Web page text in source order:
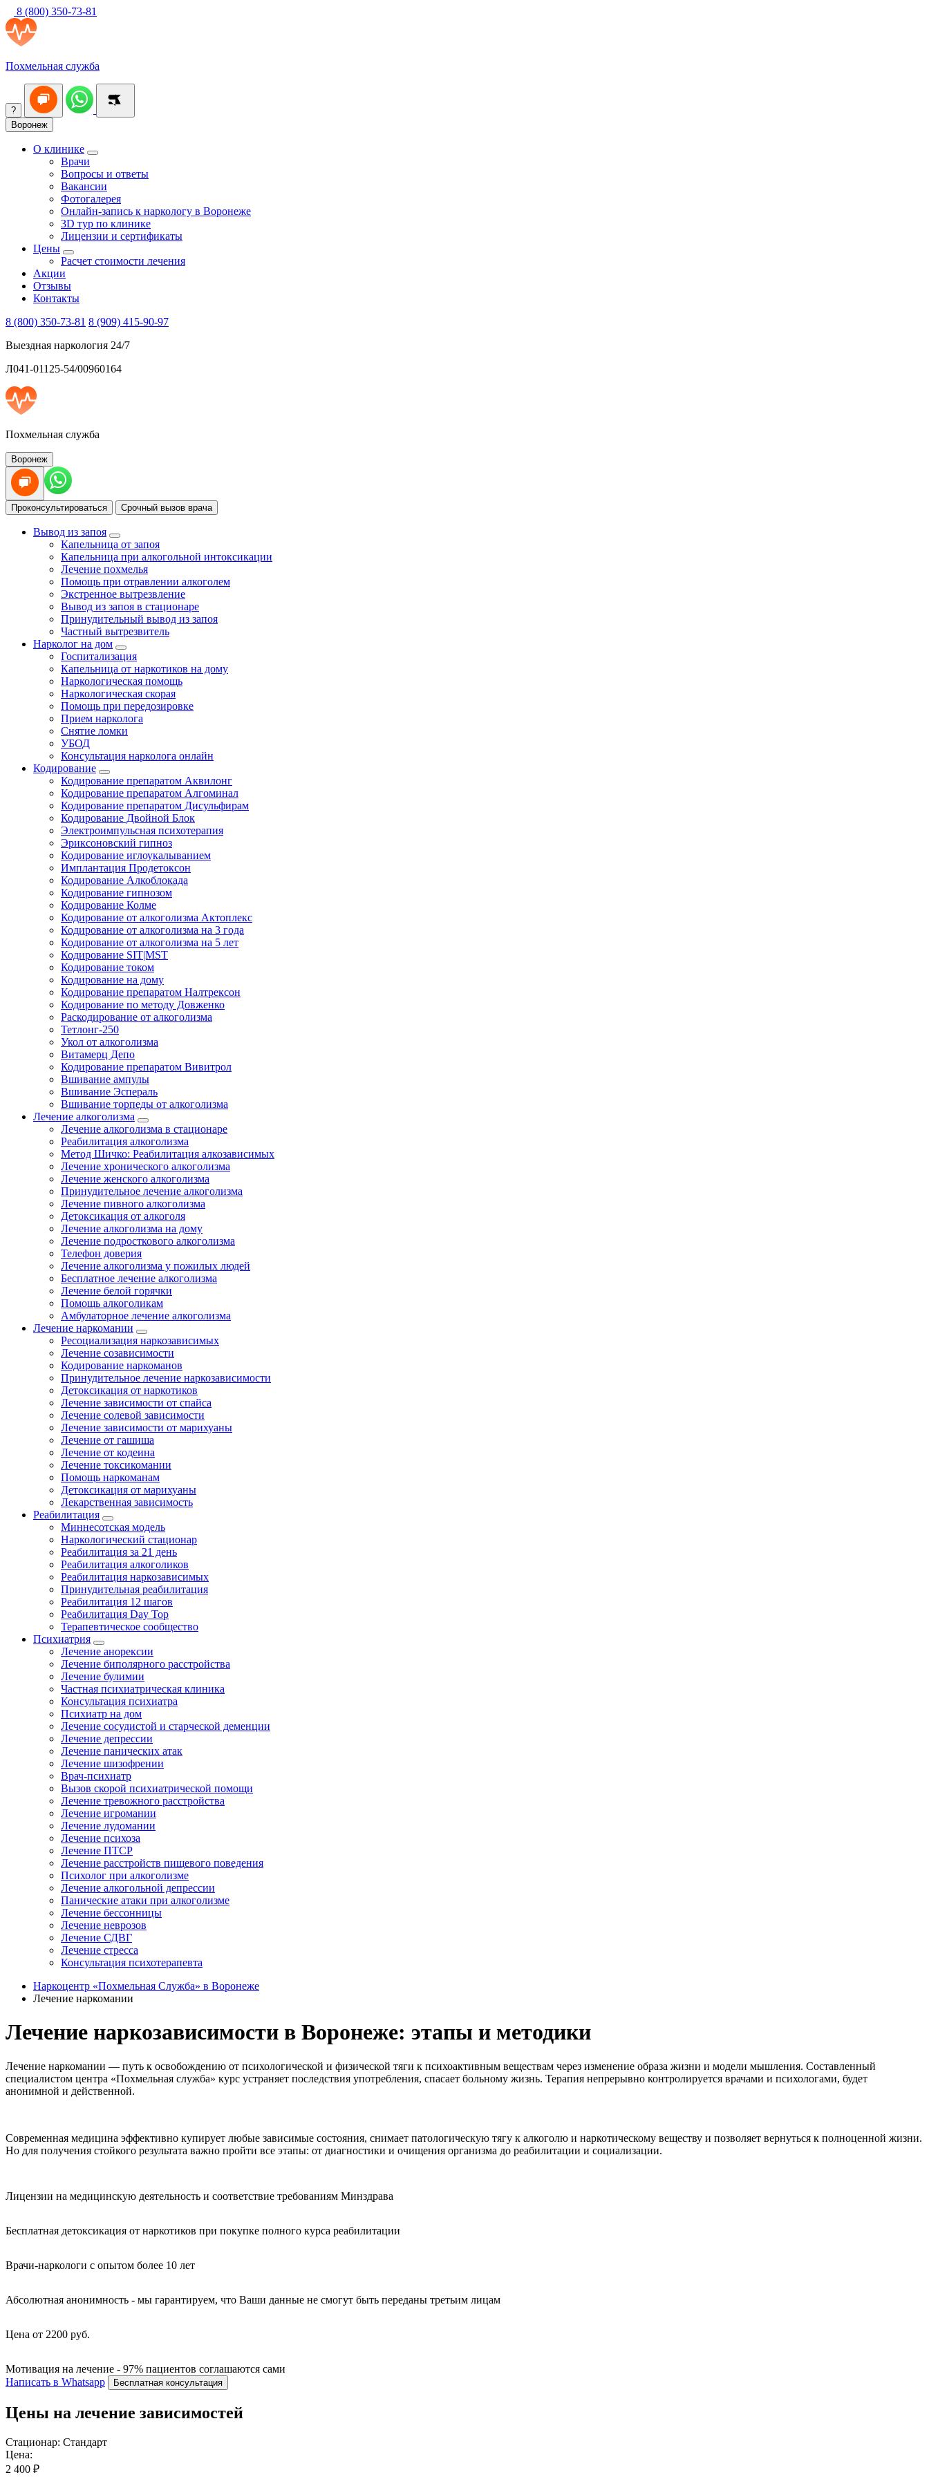
8 (800) 350-73-81
Похмельная служба
?
Воронеж
О клинике
Врачи
Вопросы и ответы
Вакансии
Фотогалерея
Онлайн-запись к наркологу в Воронеже
3D тур по клинике
Лицензии и сертификаты
Цены
Расчет стоимости лечения
Акции
Отзывы
Контакты
8 (800) 350-73-81 8 (909) 415-90-97
Выездная наркология 24/7
Л041-01125-54/00960164
Похмельная служба
Воронеж
Проконсультироваться Срочный вызов врача
Вывод из запоя
Капельница от запоя
Капельница при алкогольной интоксикации
Лечение похмелья
Помощь при отравлении алкоголем
Экстренное вытрезвление
Вывод из запоя в стационаре
Принудительный вывод из запоя
Частный вытрезвитель
Нарколог на дом
Госпитализация
Капельница от наркотиков на дому
Наркологическая помощь
Наркологическая скорая
Помощь при передозировке
Прием нарколога
Снятие ломки
УБОД
Консультация нарколога онлайн
Кодирование
Кодирование препаратом Аквилонг
Кодирование препаратом Алгоминал
Кодирование препаратом Дисульфирам
Кодирование Двойной Блок
Электроимпульсная психотерапия
Эриксоновский гипноз
Кодирование иглоукалыванием
Имплантация Продетоксон
Кодирование Алкоблокада
Кодирование гипнозом
Кодирование Колме
Кодирование от алкоголизма Актоплекс
Кодирование от алкоголизма на 3 года
Кодирование от алкоголизма на 5 лет
Кодирование SIT|MST
Кодирование током
Кодирование на дому
Кодирование препаратом Налтрексон
Кодирование по методу Довженко
Раскодирование от алкоголизма
Тетлонг-250
Укол от алкоголизма
Витамерц Депо
Кодирование препаратом Вивитрол
Вшивание ампулы
Вшивание Эспераль
Вшивание торпеды от алкоголизма
Лечение алкоголизма
Лечение алкоголизма в стационаре
Реабилитация алкоголизма
Метод Шичко: Реабилитация алкозависимых
Лечение хронического алкоголизма
Лечение женского алкоголизма
Принудительное лечение алкоголизма
Лечение пивного алкоголизма
Детоксикация от алкоголя
Лечение алкоголизма на дому
Лечение подросткового алкоголизма
Телефон доверия
Лечение алкоголизма у пожилых людей
Бесплатное лечение алкоголизма
Лечение белой горячки
Помощь алкоголикам
Амбулаторное лечение алкоголизма
Лечение наркомании
Ресоциализация наркозависимых
Лечение созависимости
Кодирование наркоманов
Принудительное лечение наркозависимости
Детоксикация от наркотиков
Лечение зависимости от спайса
Лечение солевой зависимости
Лечение зависимости от марихуаны
Лечение от гашиша
Лечение от кодеина
Лечение токсикомании
Помощь наркоманам
Детоксикация от марихуаны
Лекарственная зависимость
Реабилитация
Миннесотская модель
Наркологический стационар
Реабилитация за 21 день
Реабилитация алкоголиков
Реабилитация наркозависимых
Принудительная реабилитация
Реабилитация 12 шагов
Реабилитация Day Top
Терапевтическое сообщество
Психиатрия
Лечение анорексии
Лечение биполярного расстройства
Лечение булимии
Частная психиатрическая клиника
Консультация психиатра
Психиатр на дом
Лечение сосудистой и старческой деменции
Лечение депрессии
Лечение панических атак
Лечение шизофрении
Врач-психиатр
Вызов скорой психиатрической помощи
Лечение тревожного расстройства
Лечение игромании
Лечение лудомании
Лечение психоза
Лечение ПТСР
Лечение расстройств пищевого поведения
Психолог при алкоголизме
Лечение алкогольной депрессии
Панические атаки при алкоголизме
Лечение бессонницы
Лечение неврозов
Лечение СДВГ
Лечение стресса
Консультация психотерапевта
Наркоцентр «Похмельная Служба» в Воронеже
Лечение наркомании
Лечение наркозависимости в Воронеже: этапы и методики
Лечение наркомании — путь к освобождению от психологической и физической тяги к психоактивным веществам через изменение образа жизни и модели мышления. Составленный
специалистом центра «Похмельная служба» курс устраняет последствия употребления, спасает больному жизнь. Терапия непрерывно контролируется врачами и психологами, будет
анонимной и действенной.
Современная медицина эффективно купирует любые зависимые состояния, снимает патологическую тягу к алкоголю и наркотическому веществу и позволяет вернуться к полноценной жизни.
Но для получения стойкого результата важно пройти все этапы: от диагностики и очищения организма до реабилитации и социализации.
Лицензии на медицинскую деятельность и соответствие требованиям Минздрава
Бесплатная детоксикация от наркотиков при покупке полного курса реабилитации
Врачи-наркологи с опытом более 10 лет
Абсолютная анонимность - мы гарантируем, что Ваши данные не смогут быть переданы третьим лицам
Цена от 2200 руб.
Мотивация на лечение - 97% пациентов соглашаются сами
Написать в Whatsapp
Бесплатная консультация
Цены на лечение зависимостей
Стационар: Стандарт
Цена:
2 400 ₽